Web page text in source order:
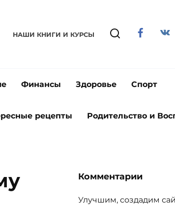
НАШИ КНИГИ И КУРСЫ
Финансы Здоровье Спорт
рецепты Родительство и
Комментарии
Улучшим, создадим